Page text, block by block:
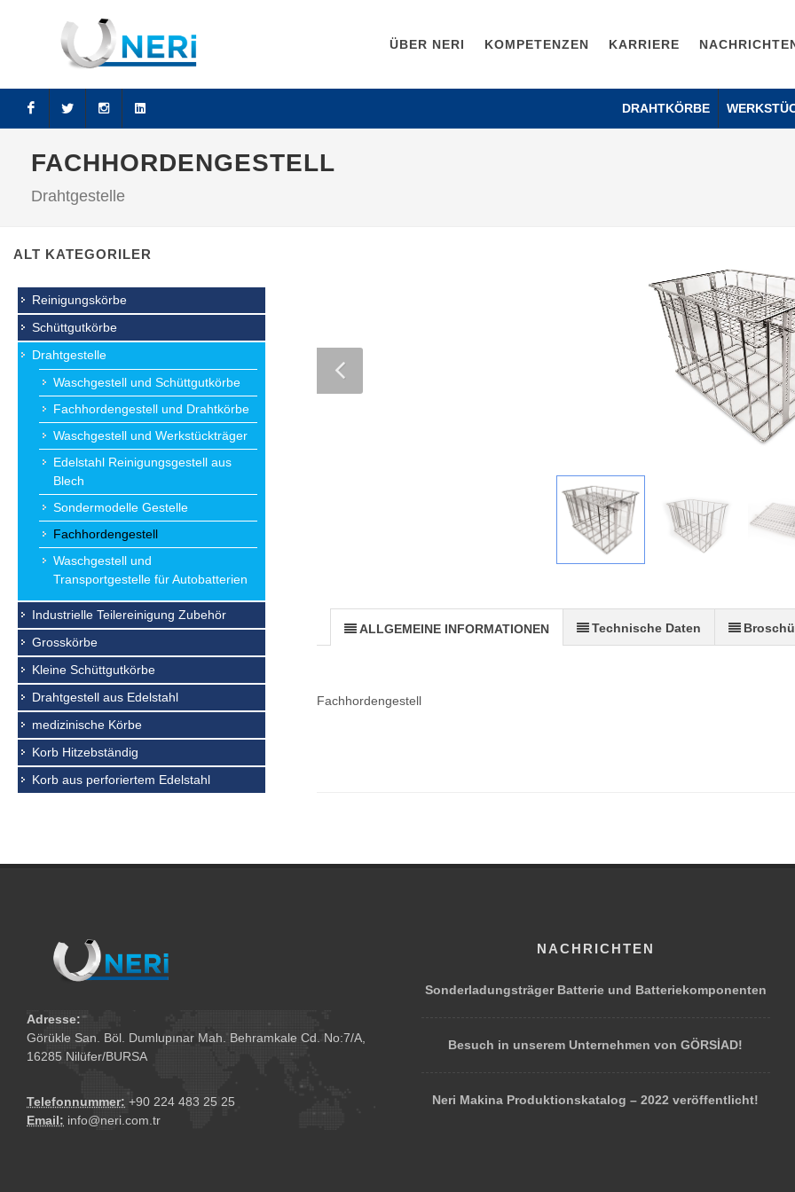
ÜBER NERI KOMPETENZEN KARRIERE
DRAHTKÖRBE
FACHHORDENGESTELL
Drahtgestelle
ALLGEMEINE INFORMATIONEN Technische Daten
Fachhordengestell
ALT KATEGORILER
Reinigungskörbe
Schüttgutkörbe
Drahtgestelle
Waschgestell und Schüttgutkörbe
Fachhordengestell und Drahtkörbe
Waschgestell und Werkstückträger
Edelstahl Reinigungsgestell aus
Blech
Sondermodelle Gestelle
Fachhordengestell
Waschgestell und
Transportgestelle für Autobatterien
Industrielle Teilereinigung Zubehör
Grosskörbe
Kleine Schüttgutkörbe
Drahtgestell aus Edelstahl
medizinische Körbe
Korb Hitzebständig
Korb aus perforiertem Edelstahl
Adresse:
Görükle San. Böl. Dumlupınar Mah. Behramkale Cd. No:7/A,
16285 Nilüfer/BURSA
Telefonnummer: +90 224 483 25 25
Email: info@neri.com.tr
NACHRICHTEN
Sonderladungsträger Batterie und Batteriekomponenten
Besuch in unserem Unternehmen von GÖRSİAD!
Neri Makina Produktionskatalog – 2022 veröffentlicht!